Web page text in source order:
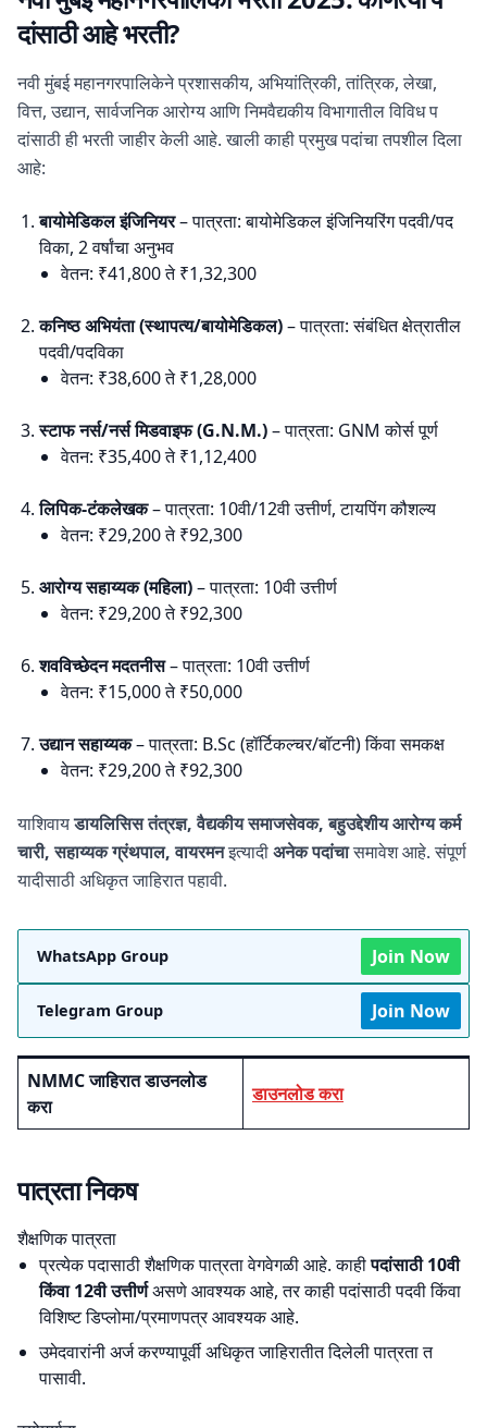
दांसाठी आहे भरती?
नवी मुंबई महानगरपालिकेने प्रशासकीय, अभियांत्रिकी, तांत्रिक, लेखा,
वित्त, उद्यान, सार्वजनिक आरोग्य आणि निमवैद्यकीय विभागातील विविध प
दांसाठी ही भरती जाहीर केली आहे. खाली काही प्रमुख पदांचा तपशील दिला
आहे:
बायोमेडिकल इंजिनियर– पात्रता: बायोमेडिकल इंजिनियरिंग पदवी/पद
विका, 2 वर्षांचा अनुभव
वेतन: ₹41,800 ते ₹1,32,300
कनिष्ठ अभियंता (स्थापत्य/बायोमेडिकल)– पात्रता: संबंधित क्षेत्रातील
पदवी/पदविका
वेतन: ₹38,600 ते ₹1,28,000
स्टाफ नर्स/नर्स मिडवाइफ (G.N.M.)– पात्रता: GNM कोर्स पूर्ण
वेतन: ₹35,400 ते ₹1,12,400
लिपिक-टंकलेखक– पात्रता: 10वी/12वी उत्तीर्ण, टायपिंग कौशल्य
वेतन: ₹29,200 ते ₹92,300
आरोग्य सहाय्यक (महिला)– पात्रता: 10वी उत्तीर्ण
वेतन: ₹29,200 ते ₹92,300
शवविच्छेदन मदतनीस– पात्रता: 10वी उत्तीर्ण
वेतन: ₹15,000 ते ₹50,000
उद्यान सहाय्यक– पात्रता: B.Sc (हॉर्टिकल्चर/बॉटनी) किंवा समकक्ष
वेतन: ₹29,200 ते ₹92,300
याशिवायडायलिसिस तंत्रज्ञ, वैद्यकीय समाजसेवक, बहुउद्देशीय आरोग्य कर्म
चारी, सहाय्यक ग्रंथपाल, वायरमनइत्यादीअनेक पदांचासमावेश आहे. संपूर्ण
यादीसाठी अधिकृत जाहिरात पहावी.
WhatsApp Group Join Now
Telegram Group Join Now
NMMC जाहिरात डाउनलोड
करा
डाउनलोड करा
पात्रता निकष
शैक्षणिक पात्रता
प्रत्येक पदासाठी शैक्षणिक पात्रता वेगवेगळी आहे. काहीपदांसाठी 10वी
किंवा 12वी उत्तीर्णअसणे आवश्यक आहे, तर काही पदांसाठी पदवी किंवा
विशिष्ट डिप्लोमा/प्रमाणपत्र आवश्यक आहे.
उमेदवारांनी अर्ज करण्यापूर्वी अधिकृत जाहिरातीत दिलेली पात्रता त
पासावी.